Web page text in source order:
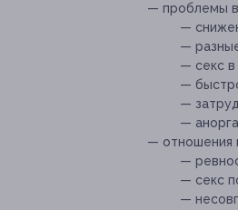
— проблемы
—
—
— секс в
—
—
—
— отношения
—
— секс
—